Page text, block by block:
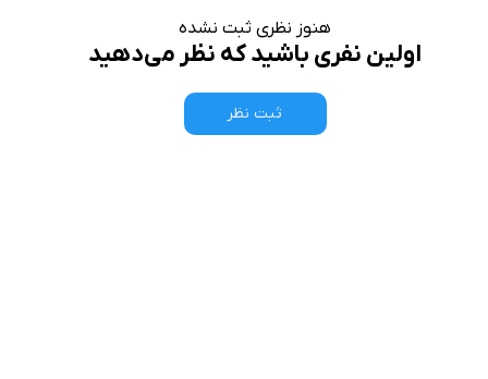
هنوز نظری ثبت نشده
اولین نفری باشید که نظر می‌دهید
ثبت نظر